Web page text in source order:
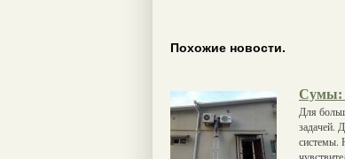
Похожие новости.
Сумы:
Для
задачей.
системы.